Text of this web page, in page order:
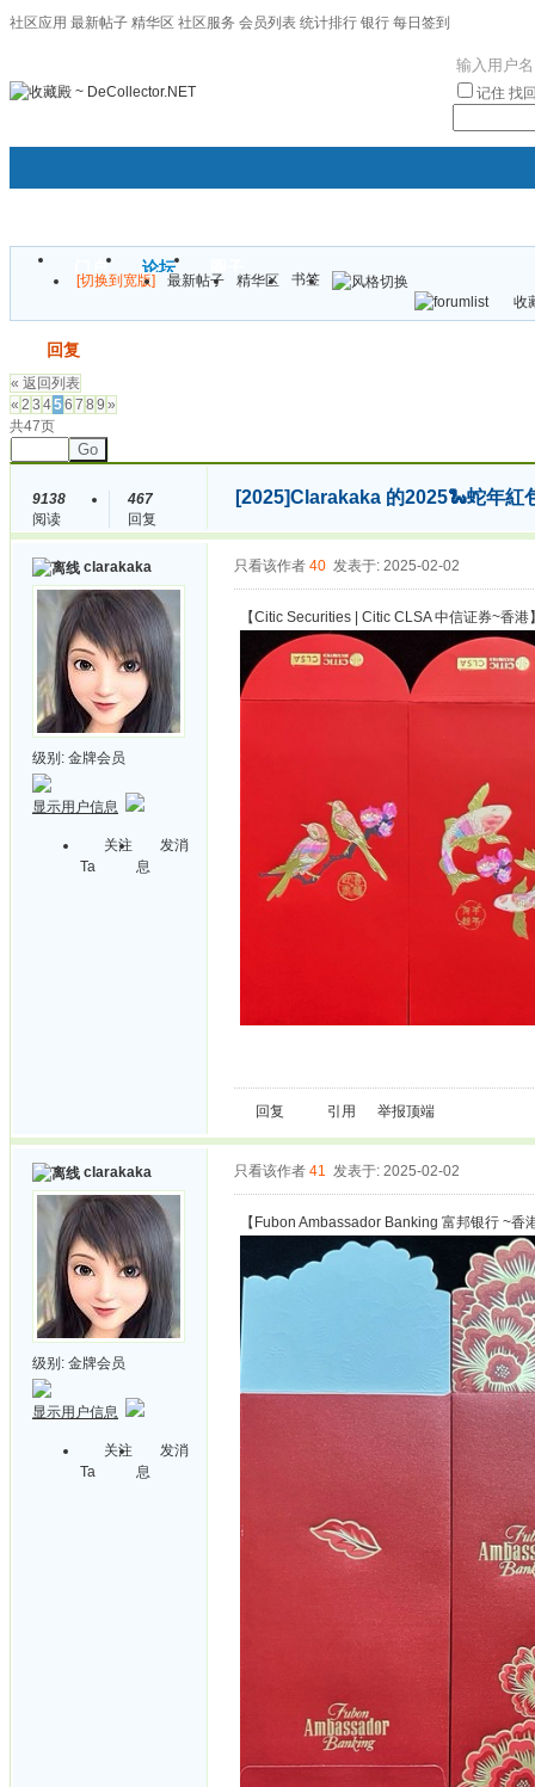
社区应用 最新帖子 精华区 社区服务 会员列表 统计排行 银行 每日签到
记住 找
门户 论坛
[切换到宽版] 最新帖子 精华区
书签
收
回复
« 返回列表
« 2 3 456 7 8 9 »
共47页
Go
9138
阅读
467
回复
[2025]Clarakaka 的2025🐍蛇年紅
clarakaka
级别: 金牌会员
显示用户信息
关注
Ta
发消
息
只看该作者 40 发表于: 2025-02-02
【Citic Securities | Citic CLSA 中信证券~香港
回复 引用 举报顶端
clarakaka
级别: 金牌会员
显示用户信息
关注
Ta
发消
息
只看该作者 41 发表于: 2025-02-02
【Fubon Ambassador Banking 富邦银行 ~香